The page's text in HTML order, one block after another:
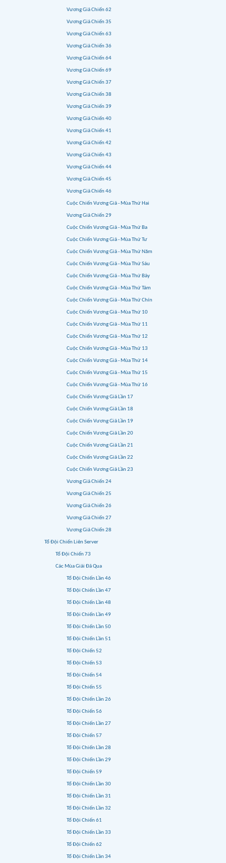
Vương Giả Chiến 62
Vương Giả Chiến 35
Vương Giả Chiến 63
Vương Giả Chiến 36
Vương Giả Chiến 64
Vương Giả Chiến 69
Vương Giả Chiến 37
Vương Giả Chiến 38
Vương Giả Chiến 39
Vương Giả Chiến 40
Vương Giả Chiến 41
Vương Giả Chiến 42
Vương Giả Chiến 43
Vương Giả Chiến 44
Vương Giả Chiến 45
Vương Giả Chiến 46
Cuộc Chiến Vương Giả - Mùa Thứ Hai
Vương Giả Chiến 29
Cuộc Chiến Vương Giả - Mùa Thứ Ba
Cuộc Chiến Vương Giả - Mùa Thứ Tư
Cuộc Chiến Vương Giả - Mùa Thứ Năm
Cuộc Chiến Vương Giả - Mùa Thứ Sáu
Cuộc Chiến Vương Giả - Mùa Thứ Bảy
Cuộc Chiến Vương Giả - Mùa Thứ Tám
Cuộc Chiến Vương Giả - Mùa Thứ Chín
Cuộc Chiến Vương Giả - Mùa Thứ 10
Cuộc Chiến Vương Giả - Mùa Thứ 11
Cuộc Chiến Vương Giả - Mùa Thứ 12
Cuộc Chiến Vương Giả - Mùa Thứ 13
Cuộc Chiến Vương Giả - Mùa Thứ 14
Cuộc Chiến Vương Giả - Mùa Thứ 15
Cuộc Chiến Vương Giả - Mùa Thứ 16
Cuộc Chiến Vương Giả Lần 17
Cuộc Chiến Vương Giả Lần 18
Cuộc Chiến Vương Giả Lần 19
Cuộc Chiến Vương Giả Lần 20
Cuộc Chiến Vương Giả Lần 21
Cuộc Chiến Vương Giả Lần 22
Cuộc Chiến Vương Giả Lần 23
Vương Giả Chiến 24
Vương Giả Chiến 25
Vương Giả Chiến 26
Vương Giả Chiến 27
Vương Giả Chiến 28
Tổ Đội Chiến Liên Server
Tổ Đội Chiến 73
Các Mùa Giải Đã Qua
Tổ Đội Chiến Lần 46
Tổ Đội Chiến Lần 47
Tổ Đội Chiến Lần 48
Tổ Đội Chiến Lần 49
Tổ Đội Chiến Lần 50
Tổ Đội Chiến Lần 51
Tổ Đội Chiến 52
Tổ Đội Chiến 53
Tổ Đội Chiến 54
Tổ Đội Chiến 55
Tổ Đội Chiến Lần 26
Tổ Đội Chiến 56
Tổ Đội Chiến Lần 27
Tổ Đội Chiến 57
Tổ Đội Chiến Lần 28
Tổ Đội Chiến Lần 29
Tổ Đội Chiến 59
Tổ Đội Chiến Lần 30
Tổ Đội Chiến Lần 31
Tổ Đội Chiến Lần 32
Tổ Đội Chiến 61
Tổ Đội Chiến Lần 33
Tổ Đội Chiến 62
Tổ Đội Chiến Lần 34